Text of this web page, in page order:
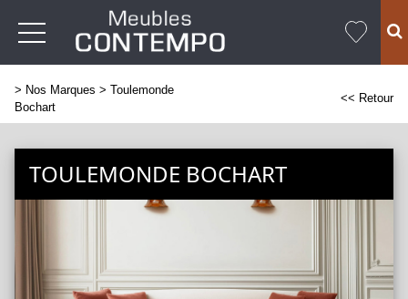
> Nos Marques > Toulemonde
Bochart
<< Retour
TOULEMONDE BOCHART